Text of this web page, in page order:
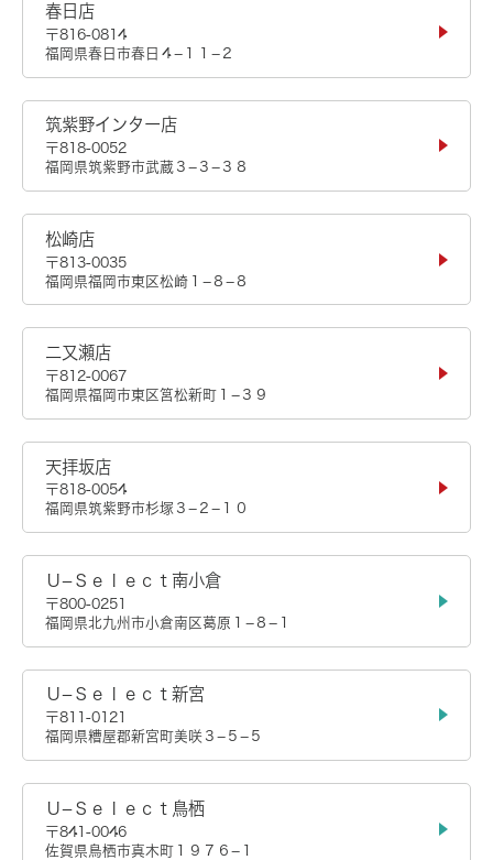
春日店
〒816-0814
福岡県春日市春日４−１１−２
筑紫野インター店
〒818-0052
福岡県筑紫野市武蔵３−３−３８
松崎店
〒813-0035
福岡県福岡市東区松崎１−８−８
二又瀬店
〒812-0067
福岡県福岡市東区筥松新町１−３９
天拝坂店
〒818-0054
福岡県筑紫野市杉塚３−２−１０
Ｕ−Ｓｅｌｅｃｔ南小倉
〒800-0251
福岡県北九州市小倉南区葛原１−８−１
Ｕ−Ｓｅｌｅｃｔ新宮
〒811-0121
福岡県糟屋郡新宮町美咲３−５−５
Ｕ−Ｓｅｌｅｃｔ鳥栖
〒841-0046
佐賀県鳥栖市真木町１９７６−１